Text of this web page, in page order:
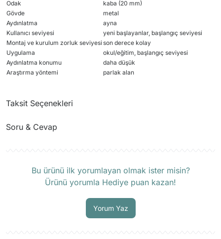
Odak
kaba (20 mm)
Gövde
metal
Aydınlatma
ayna
Kullanıcı seviyesi
yeni başlayanlar, başlangıç seviyesi
Montaj ve kurulum zorluk seviyesi son derece kolay
Uygulama
okul/eğitim, başlangıç seviyesi
Aydınlatma konumu
daha düşük
Araştırma yöntemi
parlak alan
Taksit Seçenekleri
Soru & Cevap
Bu ürünü ilk yorumlayan olmak ister misin?
Ürünü yorumla Hediye puan kazan!
Yorum Yaz